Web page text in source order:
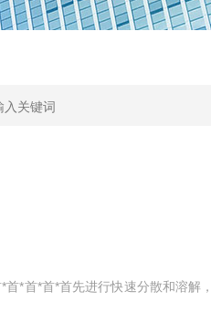
*首*首*首先进行快速分散和溶解